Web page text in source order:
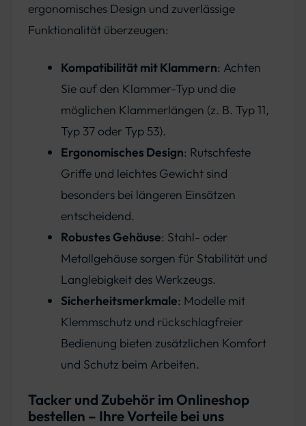
ergonomisches Design und zuverlässige
Funktionalität überzeugen:
Kompatibilität mit Klammern: Achten
Sie auf den Klammer-Typ und die
möglichen Klammerlängen (z. B. Typ 11,
Typ 37 oder Typ 53).
Ergonomisches Design: Rutschfeste
Griffe und leichtes Gewicht sind
besonders bei längeren Einsätzen
entscheidend.
Robustes Gehäuse: Stahl- oder
Metallgehäuse sorgen für Stabilität und
Langlebigkeit des Werkzeugs.
Sicherheitsmerkmale: Modelle mit
Klemmschutz und rückschlagfreier
Bedienung bieten zusätzlichen Komfort
und Schutz beim Arbeiten.
Tacker und Zubehör im Onlineshop
bestellen – Ihre Vorteile bei uns